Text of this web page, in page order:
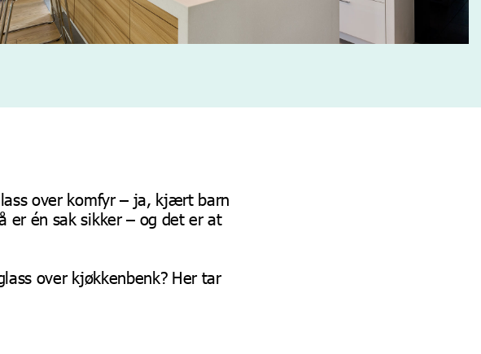
over komfyr – ja, kjært barn
er én sak sikker – og det er at
over kjøkkenbenk? Her tar